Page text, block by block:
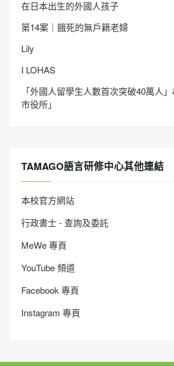
在日本出生的外國人孩子
第14案｜餓死的無戶籍老婦
Lily
I LOHAS
「外國人留學生人數首次突破40萬人
市役所」
TAMAGO語言研修中心其他連結
本校官方網站
行政書士 - 查詢及委託
MeWe 專頁
YouTube 頻道
Facebook 專頁
Instagram 專頁